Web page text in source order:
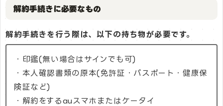
解約手続きに必要なもの
解約手続きを行う際は、以下の持ち物が必要です。
・印鑑(無い場合はサインでも可)
・本人確認書類の原本(免許証・パスポート・健康保
険証など)
・解約をするauスマホまたはケータイ